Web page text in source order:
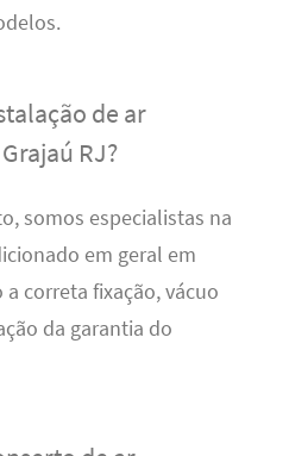
de ar
RJ?
somos especialistas na
em geral em
correta fixação, vácuo
da garantia do